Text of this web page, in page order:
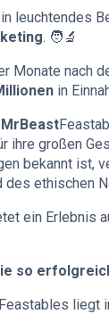
leuchtendes
. 🧑‍🔬
Monate nach
in
MrBeast
ihre großen
bekannt ist,
des ethischen
ein Erlebnis
so
liegt